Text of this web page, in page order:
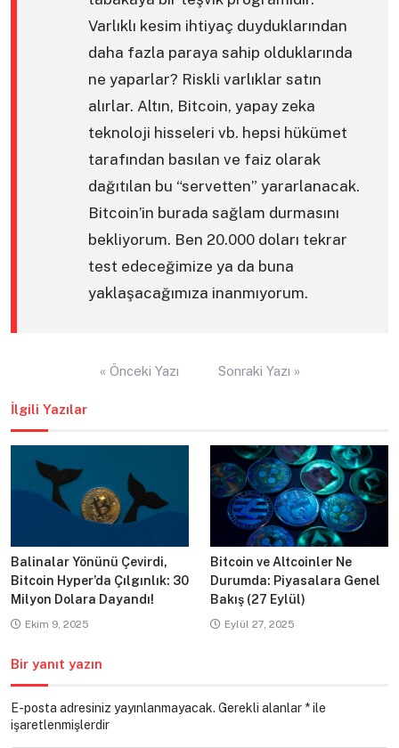
Varlıklı kesim ihtiyaç duyduklarından
daha fazla paraya sahip olduklarında
ne yaparlar? Riskli varlıklar satın
alırlar. Altın, Bitcoin, yapay zeka
teknoloji hisseleri vb. hepsi hükümet
tarafından basılan ve faiz olarak
dağıtılan bu “servetten” yararlanacak.
Bitcoin’in burada sağlam durmasını
bekliyorum. Ben 20.000 doları tekrar
test edeceğimize ya da buna
yaklaşacağımıza inanmıyorum.
« Önceki Yazı Sonraki Yazı »
İlgili Yazılar
Balinalar Yönünü Çevirdi,
Bitcoin Hyper’da Çılgınlık: 30
Milyon Dolara Dayandı!
Ekim 9, 2025
Bitcoin ve Altcoinler Ne
Durumda: Piyasalara Genel
Bakış (27 Eylül)
Eylül 27, 2025
Bir yanıt yazın
E-posta adresiniz yayınlanmayacak. Gerekli alanlar *ile
işaretlenmişlerdir